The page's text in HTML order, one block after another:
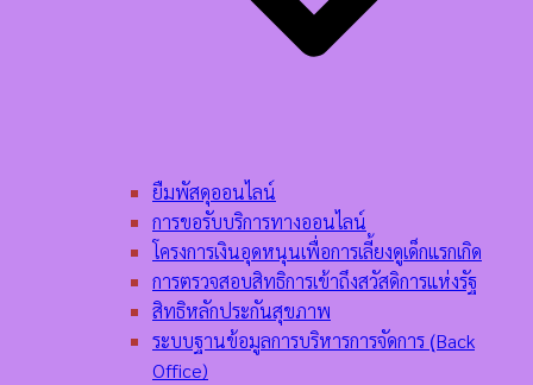
ยืมพัสดุออนไลน์
การขอรับบริการทางออนไลน์
โครงการเงินอุดหนุนเพื่อการเลี้ยงดูเด็กแรกเกิด
การตรวจสอบสิทธิการเข้าถึงสวัสดิการแห่งรัฐ
สิทธิหลักประกันสุขภาพ
ระบบฐานข้อมูลการบริหารการจัดการ (ฺBack
Office)